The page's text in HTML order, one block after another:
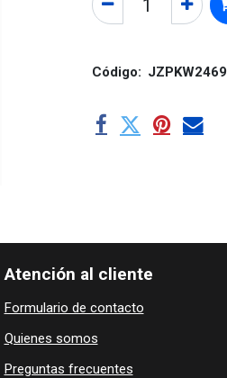
Código: JZPKW2469
Atención al cliente
Formulario de contacto
Quienes ​som​​​os
Preguntas frecuentes